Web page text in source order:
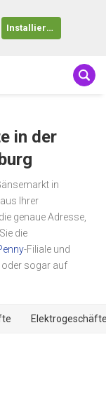
Installieren
in der
in
Ihrer
genaue Adresse,
die
-Filiale und
oder sogar auf